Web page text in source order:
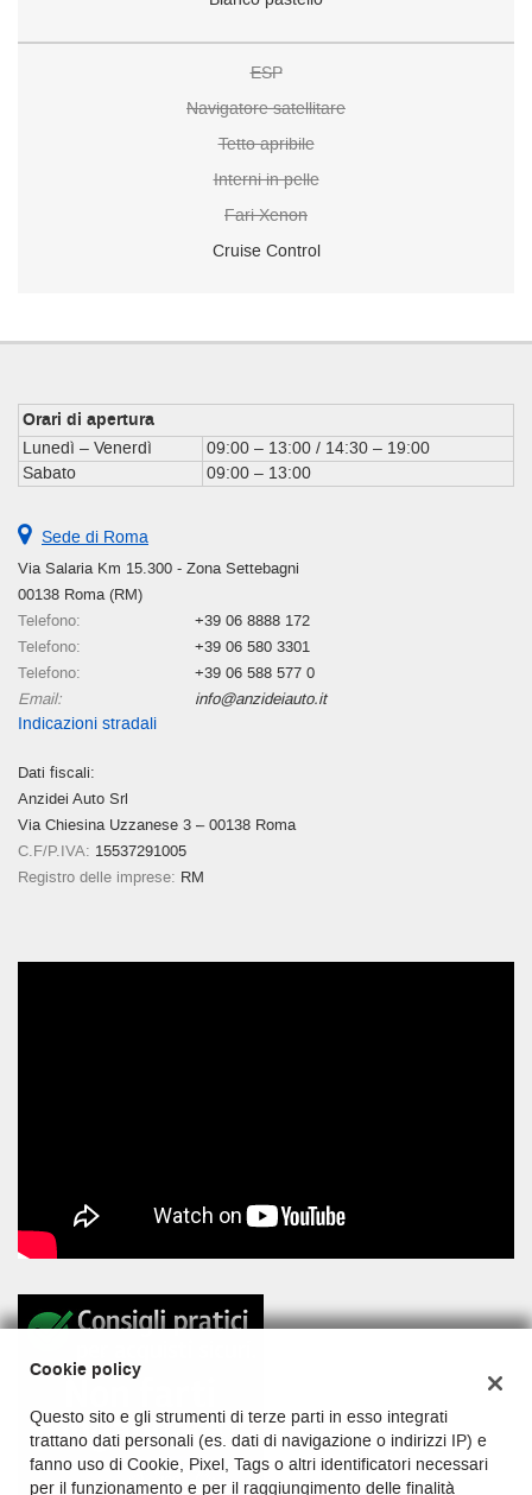
ESP
Navigatore satellitare
Tetto apribile
Interni in pelle
Fari Xenon
Cruise Control
Orari di apertura
Lunedì – Venerdì
09:00 – 13:00 / 14:30 – 19:00
Sabato
09:00 – 13:00
Sede di Roma
Via Salaria Km 15.300 - Zona Settebagni
00138 Roma (RM)
Telefono:
+39 06 8888 172
Telefono:
+39 06 580 3301
Telefono:
+39 06 588 577 0
Email:
info@anzideiauto.it
Indicazioni stradali
Dati fiscali:
Anzidei Auto Srl
Via Chiesina Uzzanese 3 – 00138 Roma
C.F/P.IVA: 15537291005
Registro delle imprese: RM
Cookie policy
Questo sito e gli strumenti di terze parti in esso integrati
trattano dati personali (es. dati di navigazione o indirizzi IP) e
fanno uso di Cookie, Pixel, Tags o altri identificatori necessari
per il funzionamento e per il raggiungimento delle finalità